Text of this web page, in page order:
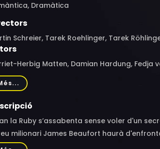
Dramàtica
Schreier, Tarek Roehlinger, Tarek
Herbig Matten, Damian Hardung, Fedja
Felipe, Runa Greiner, Eidin Jalali, Hyun
Cosima Leonie Wiesend, Frederic Balonier
la Ruby s’assabenta sense voler d'un
milionari James Beaufort haurà
està decidit a silenciar-la. I el seu